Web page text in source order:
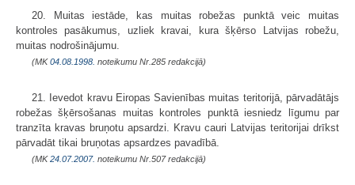
20. Muitas iestāde, kas muitas robežas punktā veic muitas
kontroles pasākumus, uzliek kravai, kura šķērso Latvijas robežu,
muitas nodrošinājumu.
(MK04.08.1998. noteikumu Nr.285 redakcijā)
21. Ievedot kravu Eiropas Savienības muitas teritorijā, pārvadātājs
robežas šķērsošanas muitas kontroles punktā iesniedz līgumu par
tranzīta kravas bruņotu apsardzi. Kravu cauri Latvijas teritorijai drīkst
pārvadāt tikai bruņotas apsardzes pavadībā.
(MK24.07.2007. noteikumu Nr.507 redakcijā)